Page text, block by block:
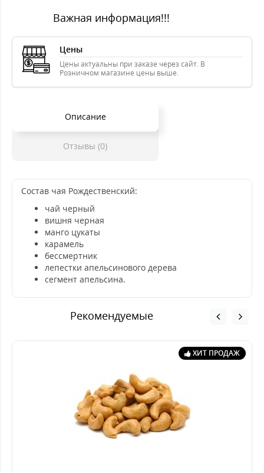
Важная информация!!!
Цены
Цены актуальны при заказе через сайт. В
Розничном магазине цены выше.
Описание
Отзывы (0)
Состав чая Рождественский:
чай черный
вишня черная
манго цукаты
карамель
бессмертник
лепестки апельсинового дерева
сегмент апельсина.
Рекомендуемые
ХИТ ПРОДАЖ